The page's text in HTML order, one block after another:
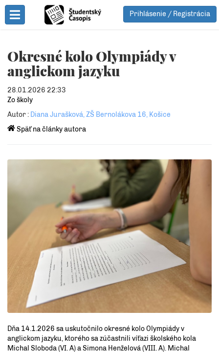
Toggle Menu
Prihlásenie / Registrácia
Okresné kolo Olympiády v
anglickom jazyku
28.01.2026 22:33
Zo školy
Autor : Diana Jurašková, ZŠ Bernolákova 16, Košice
Späť na články autora
Dňa 14.1.2026 sa uskutočnilo okresné kolo Olympiády v
anglickom jazyku, ktorého sa zúčastnili víťazi školského kola
Michal Sloboda (VI. A) a Simona Henželová (VIII. A). Michal